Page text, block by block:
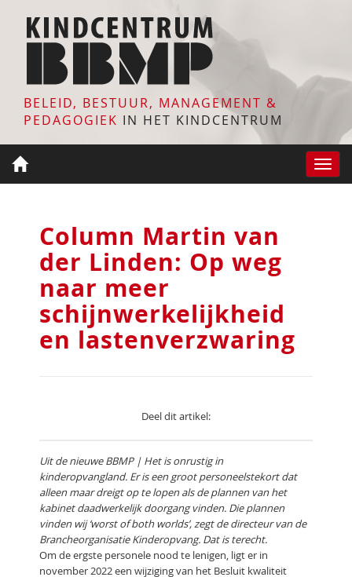
BELEID, BESTUUR, MANAGEMENT &
PEDAGOGIEK IN HET KINDCENTRUM
Toggle
Column Martin van
der Linden: Op weg
naar meer
schijnwerkelijkheid
en lastenverzwaring
Deel dit artikel:
Uit de nieuwe BBMP | Het is onrustig in
kinderopvangland. Er is een groot personeelstekort dat
alleen maar dreigt op te lopen als de plannen van het
kabinet daadwerkelijk doorgang vinden. Die plannen
vinden wij ‘worst of both worlds’, zegt de directeur van de
Brancheorganisatie Kinderopvang. Dat is terecht.
Om de ergste personele nood te lenigen, ligt er in
november 2022 een wijziging van het Besluit kwaliteit